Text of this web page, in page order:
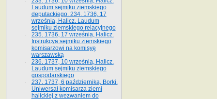
Laudum sejmiku ziemskiego
deputackiego. 234. 1736, 17
września, Halicz. Laudum
sejmiku ziemskiego relacyjnego
235. 1736, 17 września, Halicz.
Instrukcya sejmiku ziemskiego
komisarzowi na komisyę
warszawską
236. 1737, 10 września, Halicz.
Laudum sejmiku ziemskiego
gospodarskiego
237. 1737, 6 października, Borki.
Uniwersał komisarza ziemi
halickiej z wezwaniem do